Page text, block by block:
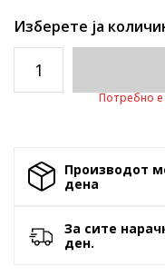
Изберете ја
Потребно е
Производот
денa
За сите
ден.